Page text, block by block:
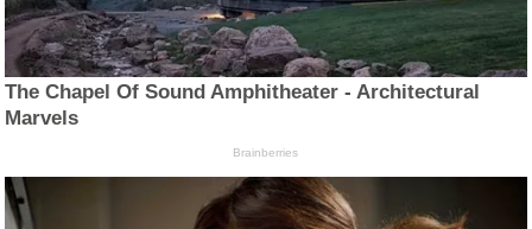
The Chapel Of Sound Amphitheater - Architectural
Marvels
Brainberries